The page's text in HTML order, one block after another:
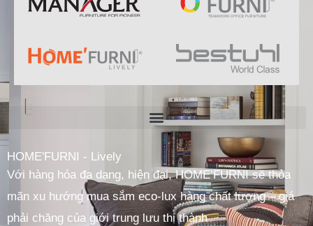
HOME'FURNI - Lively
Với hàng hóa đa dạng, hiện đại, HOME’FURNI sẽ thỏa
mãn xu hướng mua sắm eco-lux hàng chất lượng – giá
phải chăng của giới trung lưu thị thành